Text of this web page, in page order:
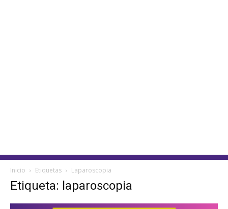
Inicio Etiquetas Laparoscopia
Etiqueta: laparoscopia